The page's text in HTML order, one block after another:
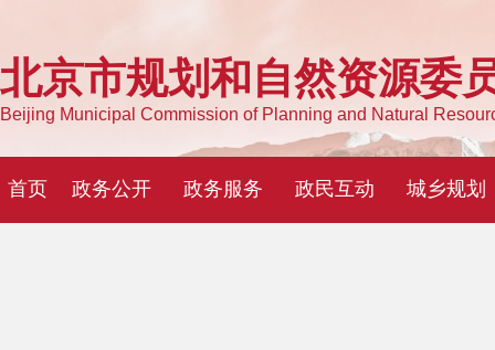
北京市规划和自然资源委
Beijing Municipal Commission of Planning and Natural
首页 政务公开 政务服务 政民互动 城乡规划